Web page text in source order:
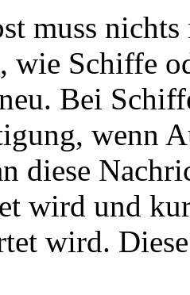
muss
wie Schiffe
Bei
wenn
diese
wird und
wird.